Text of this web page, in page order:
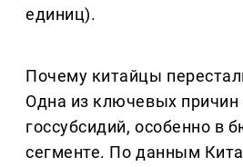
единиц).
Почему китайцы
Одна из ключевых
госсубсидий, особенно в
сегменте. По данным